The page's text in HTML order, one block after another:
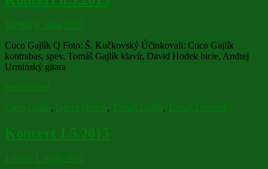
JaPiKu 8. mája 2015
Cuco Gajlík Q Foto: Š. Kučkovský Účinkovali: Cuco Gajlík
kontrabas, spev, Tomáš Gajlík klavír, David Hodek bicie, Andrej
Urminský gitara
Nezaradené
Cuco Gajlík, Dávid Hodek, Tomáš Gajlík, Tomáš Urminský
Koncert 1.5.2015
JaPiKu 1. mája 2015